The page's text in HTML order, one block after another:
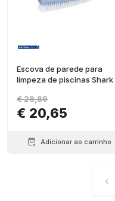
Escova de parede para
limpeza de piscinas Shark
€ 20,65
€ 28,89
Adicionar ao carrinho